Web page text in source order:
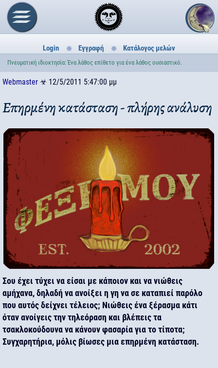
Login Εγγραφή Κατάλογος μελών
Πνευματική ιδιοκτησία: Ένα λάθος επίθετο για ένα λάθος ουσιαστικό.
Webmaster ☣ 12/5/2011 5:47:00 μμ
Επηρμένη κατάσταση - πλήρης ανάλυση
Σου έχει τύχει να είσαι με κάποιον και να νιώθεις
αμήχανα, δηλαδή να ανοίξει η γη να σε καταπιεί παρόλο
που αυτός δείχνει τέλειος; Νιώθεις ένα ξέρασμα κάτι
όταν ανοίγεις την τηλεόραση και βλέπεις τα
τσακλοκούδουνα να κάνουν φασαρία για το τίποτα;
Συγχαρητήρια, μόλις βίωσες μια επηρμένη κατάσταση.